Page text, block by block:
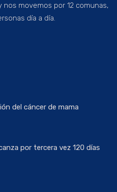
nos movemos por 12 comunas,
día a día.
del cáncer de mama
por tercera vez 120 días